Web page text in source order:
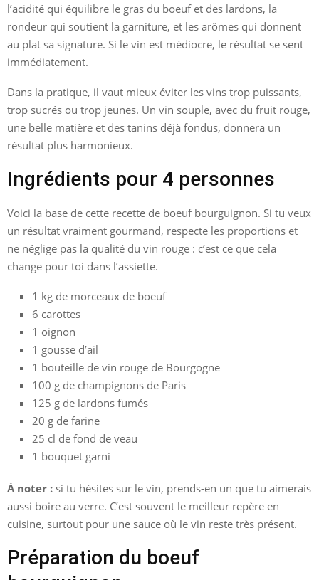
l’acidité qui équilibre le gras du boeuf et des lardons, la
rondeur qui soutient la garniture, et les arômes qui donnent
au plat sa signature. Si le vin est médiocre, le résultat se sent
immédiatement.
Dans la pratique, il vaut mieux éviter les vins trop puissants,
trop sucrés ou trop jeunes. Un vin souple, avec du fruit rouge,
une belle matière et des tanins déjà fondus, donnera un
résultat plus harmonieux.
Ingrédients pour 4 personnes
Voici la base de cette recette de boeuf bourguignon. Si tu veux
un résultat vraiment gourmand, respecte les proportions et
ne néglige pas la qualité du vin rouge : c’est ce que cela
change pour toi dans l’assiette.
1 kg de morceaux de boeuf
6 carottes
1 oignon
1 gousse d’ail
1 bouteille de vin rouge de Bourgogne
100 g de champignons de Paris
125 g de lardons fumés
20 g de farine
25 cl de fond de veau
1 bouquet garni
À noter : si tu hésites sur le vin, prends-en un que tu aimerais
aussi boire au verre. C’est souvent le meilleur repère en
cuisine, surtout pour une sauce où le vin reste très présent.
Préparation du boeuf